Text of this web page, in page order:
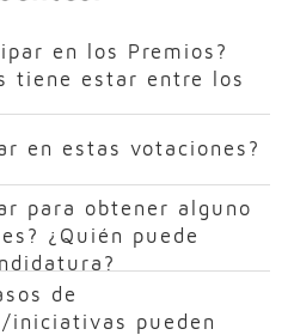
en los Premios?
tiene estar entre los
en estas votaciones?
para obtener alguno
¿Quién puede
de
iniciativas pueden